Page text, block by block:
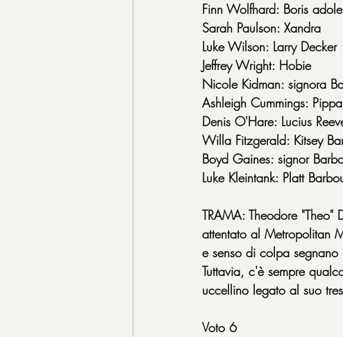
Finn Wolfhard: Boris
Sarah Paulson: Xandra
Luke Wilson: Larry Decker
Jeffrey Wright: Hobie
Nicole Kidman: signora
Ashleigh Cummings: Pippa
Denis O'Hare: Lucius
Willa Fitzgerald: Kitsey
Boyd Gaines: signor
Luke Kleintank: Platt
TRAMA: Theodore
attentato al Metropolitan
e senso di colpa
Tuttavia, c'è sempre
uccellino legato al suo
Voto 6